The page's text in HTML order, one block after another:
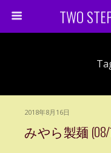
TWO
2018年8月16日
みやら製麺 (08/